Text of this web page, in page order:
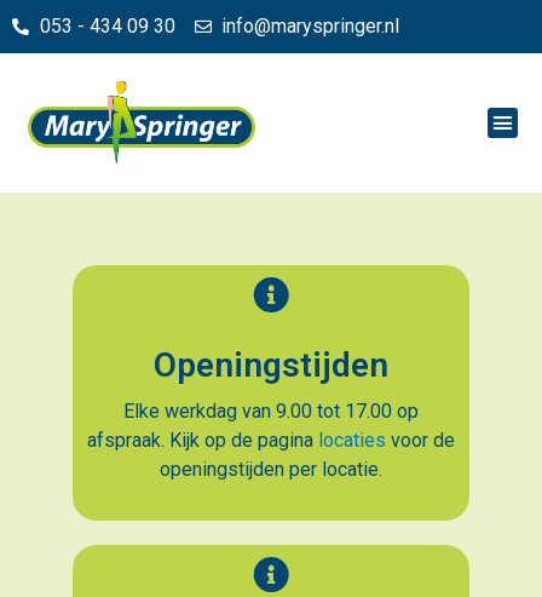
053 - 434 09 30 info@maryspringer.nl
Openingstijden
Elke werkdag van 9.00 tot 17.00 op
afspraak. Kijk op de pagina locaties voor de
openingstijden per locatie.